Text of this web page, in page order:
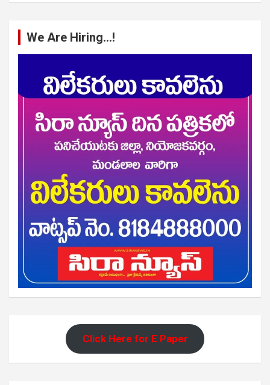
We Are Hiring…!
Click Here for E Paper